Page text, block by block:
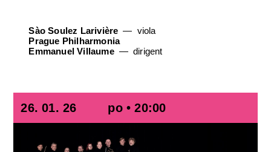
Sào Soulez Larivière
viola
Prague Philharmonia
Emmanuel Villaume
dirigent
26. 01. 26 po • 20:00